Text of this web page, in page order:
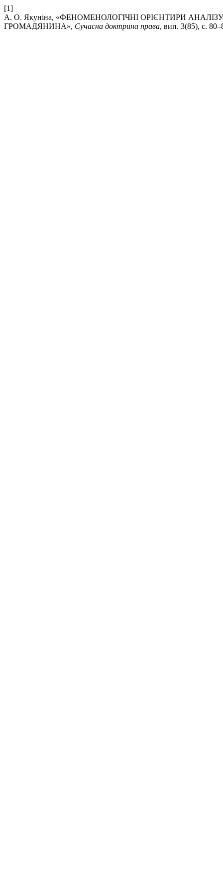
[1]
А. О. Якуніна, «ФЕНОМЕНОЛОГІЧНІ ОРІЄНТИРИ
ГРОМАДЯНИНА», Сучасна доктрина права, вип. 3(85), с.